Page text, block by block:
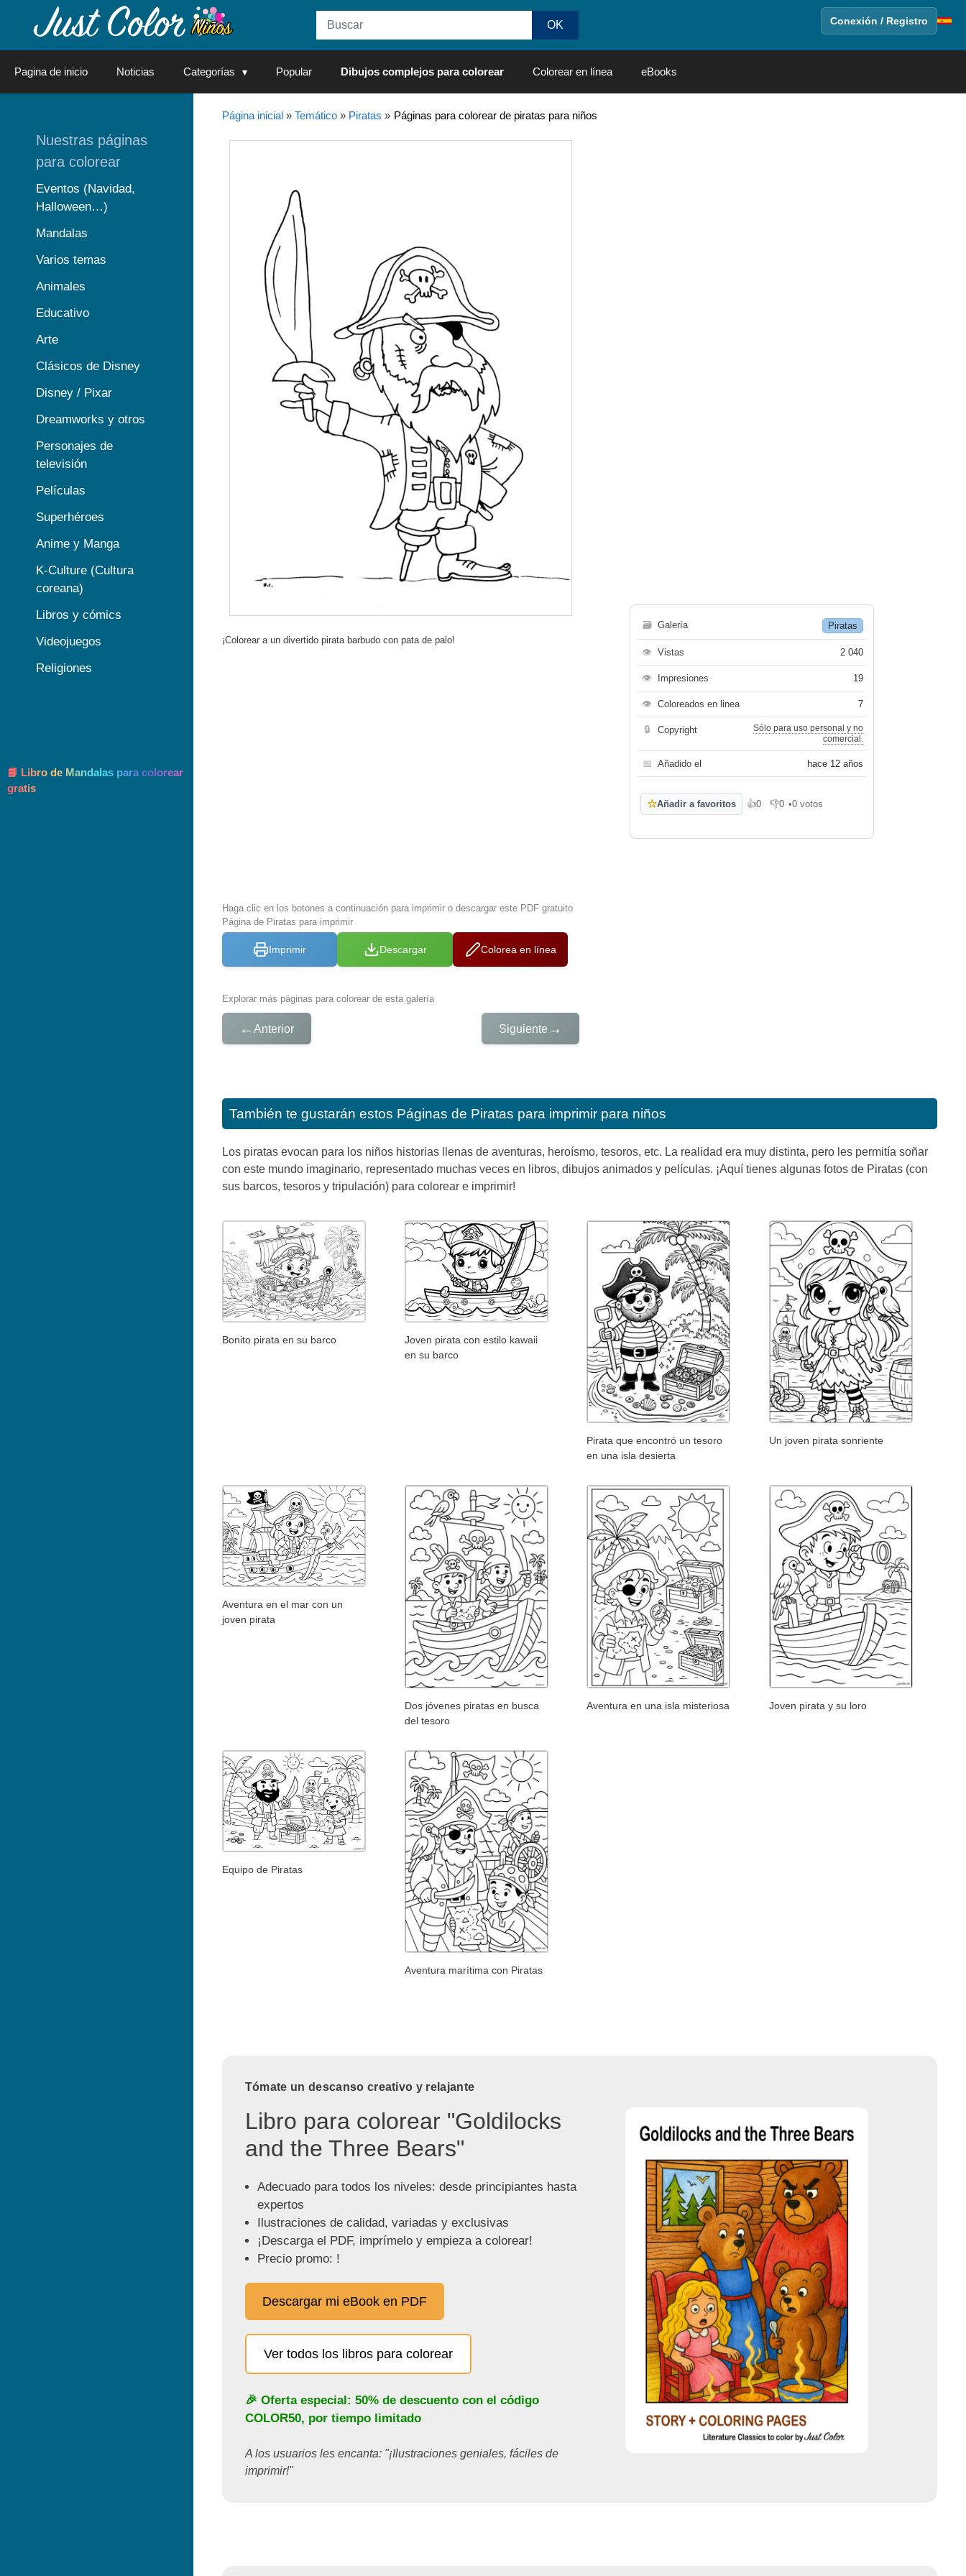
Conexión / Registro
Pagina de inicio Noticias Categorías Popular Dibujos complejos para colorear Colorear en línea eBooks
Página inicial» Temático» Piratas » Páginas para colorear de piratas para niños
¡Colorear a un divertido pirata barbudo con pata de palo!
Haga clic en los botones a continuación para imprimir o descargar este PDF gratuito
Página de Piratas para imprimir
Imprimir Descargar Colorea en línea
Explorar más páginas para colorear de esta galería
← Anterior Siguiente →
🗃 Galería Piratas
👁 Vistas 2 040
👁 Impresiones 19
👁 Coloreados en linea 7
🔒 Copyright
Sólo para uso personal y no
comercial.
📅 Añadido el hace 12 años
☆Añadir a favoritos 👍0
Me gusta
👎0
No me gusta
•0 votos
También te gustarán estos Páginas de Piratas para imprimir para niños
Los piratas evocan para los niños historias llenas de aventuras, heroísmo, tesoros, etc. La realidad era muy distinta, pero les permitía soñar
con este mundo imaginario, representado muchas veces en libros, dibujos animados y películas. ¡Aquí tienes algunas fotos de Piratas (con
sus barcos, tesoros y tripulación) para colorear e imprimir!
Bonito pirata en su barco
Joven pirata con estilo kawaii
en su barco
Pirata que encontró un tesoro
en una isla desierta
Un joven pirata sonriente
Aventura en el mar con un
joven pirata
Dos jóvenes piratas en busca
del tesoro
Aventura en una isla misteriosa Joven pirata y su loro
Equipo de Piratas
Aventura marítima con Piratas
Tómate un descanso creativo y relajante
Libro para colorear "Goldilocks
and the Three Bears"
Adecuado para todos los niveles: desde principiantes hasta
expertos
Ilustraciones de calidad, variadas y exclusivas
¡Descarga el PDF, imprímelo y empieza a colorear!
Precio promo: !
Descargar mi eBook en PDF
Ver todos los libros para colorear
🎉 Oferta especial: 50% de descuento con el código
COLOR50, por tiempo limitado
A los usuarios les encanta: "¡Ilustraciones geniales, fáciles de
imprimir!"
Nuestras páginas
para colorear
Eventos (Navidad,
Halloween…)
Mandalas
Varios temas
Animales
Educativo
Arte
Clásicos de Disney
Disney / Pixar
Dreamworks y otros
Personajes de
televisión
Películas
Superhéroes
Anime y Manga
K-Culture (Cultura
coreana)
Libros y cómics
Videojuegos
Religiones
📘 Libro de Mandalas para colorear
gratis